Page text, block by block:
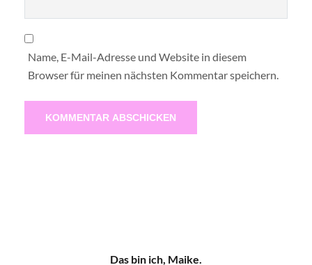
Name, E-Mail-Adresse und Website in diesem
Browser für meinen nächsten Kommentar speichern.
Das bin ich, Maike.